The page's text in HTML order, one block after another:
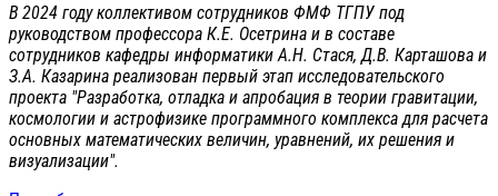
В 2024 году коллективом сотрудников ФМФ ТГПУ под
руководством профессора К.Е. Осетрина и в составе
сотрудников кафедры информатики А.Н. Стася, Д.В. Карташова и
З.А. Казарина реализован первый этап исследовательского
проекта "Разработка, отладка и апробация в теории гравитации,
космологии и астрофизике программного комплекса для расчета
основных математических величин, уравнений, их решения и
визуализации".